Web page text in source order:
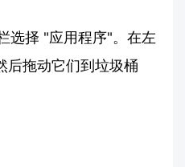
选择 "应用程序"。在左
后拖动它们到垃圾桶